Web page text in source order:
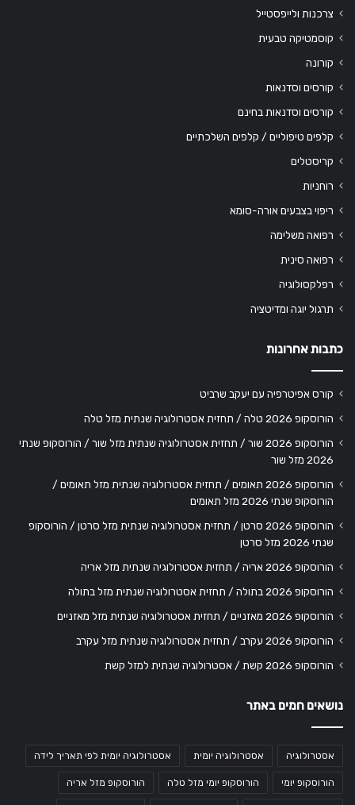
צרכנות ולייפסטייל
קוסמטיקה טבעית
קורונה
קורסים וסדנאות
קורסים וסדנאות בחינם
קלפים טיפוליים / קלפים השלכתיים
קריסטלים
רוחניות
ריפוי בצבעים אורה-סומא
רפואה משלימה
רפואה סינית
רפלקסולוגיה
תרגול יוגה ומדיטציה
כתבות אחרונות
קורס אפיטרפיה עם יעקב שרביט
הורוסקופ 2026 טלה / תחזית אסטרולוגיה שנתית מזל טלה
הורוסקופ 2026 שור / תחזית אסטרולוגיה שנתית מזל שור / הורוסקופ שנתי
2026 מזל שור
הורוסקופ 2026 תאומים / תחזית אסטרולוגיה שנתית מזל תאומים /
הורוסקופ שנתי 2026 מזל תאומים
הורוסקופ 2026 סרטן / תחזית אסטרולוגיה שנתית מזל סרטן / הורוסקופ
שנתי 2026 מזל סרטן
הורוסקופ 2026 אריה / תחזית אסטרולוגיה שנתית מזל אריה
הורוסקופ 2026 בתולה / תחזית אסטרולוגיה שנתית מזל בתולה
הורוסקופ 2026 מאזניים / תחזית אסטרולוגיה שנתית מזל מאזניים
הורוסקופ 2026 עקרב / תחזית אסטרולוגיה שנתית מזל עקרב
הורוסקופ 2026 קשת / אסטרולוגיה שנתית למזל קשת
נושאים חמים באתר
אסטרולוגיה אסטרולוגיה יומית אסטרולוגיה יומית לפי תאריך לידה
הורוסקופ יומי הורוסקופ יומי מזל טלה הורוסקופ מזל אריה